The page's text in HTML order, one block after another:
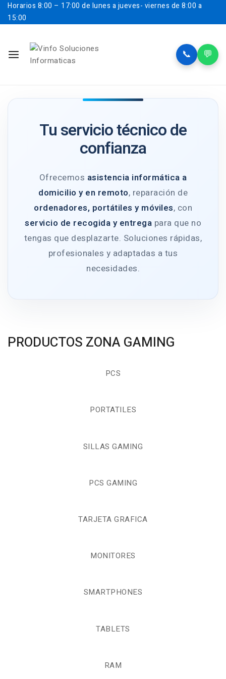
Horarios 8:00 – 17:00 de lunes a jueves- viernes de 8:00 a
15:00
📞 💬
Tu servicio técnico de
confianza
Ofrecemos asistencia informática a
domicilio y en remoto, reparación de
ordenadores, portátiles y móviles, con
servicio de recogida y entrega para que no
tengas que desplazarte. Soluciones rápidas,
profesionales y adaptadas a tus
necesidades.
PRODUCTOS ZONA GAMING
PCS
PORTATILES
SILLAS GAMING
PCS GAMING
TARJETA GRAFICA
MONITORES
SMARTPHONES
TABLETS
RAM